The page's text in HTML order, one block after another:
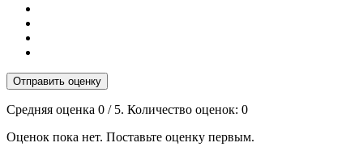
Отправить оценку
Средняя оценка 0 / 5. Количество оценок: 0
Оценок пока нет. Поставьте оценку первым.